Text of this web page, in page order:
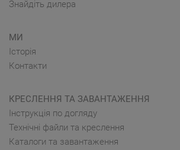
Знайдіть дилера
МИ
Історія
Контакти
КРЕСЛЕННЯ ТА ЗАВАНТАЖЕННЯ
Інструкція по догляду
Технічні файли та креслення
Каталоги та завантаження